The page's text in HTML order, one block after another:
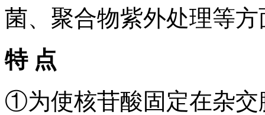
菌、聚合物紫外处理等
特 点
①为使核苷酸固定在杂交